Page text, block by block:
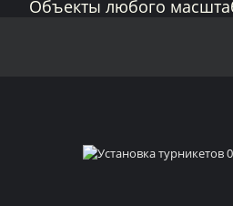
Объекты любого